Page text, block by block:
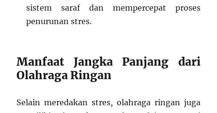
sistem saraf dan mempercepat proses
penurunan stres.
Manfaat Jangka Panjang dari
Olahraga Ringan
Selain meredakan stres, olahraga ringan juga